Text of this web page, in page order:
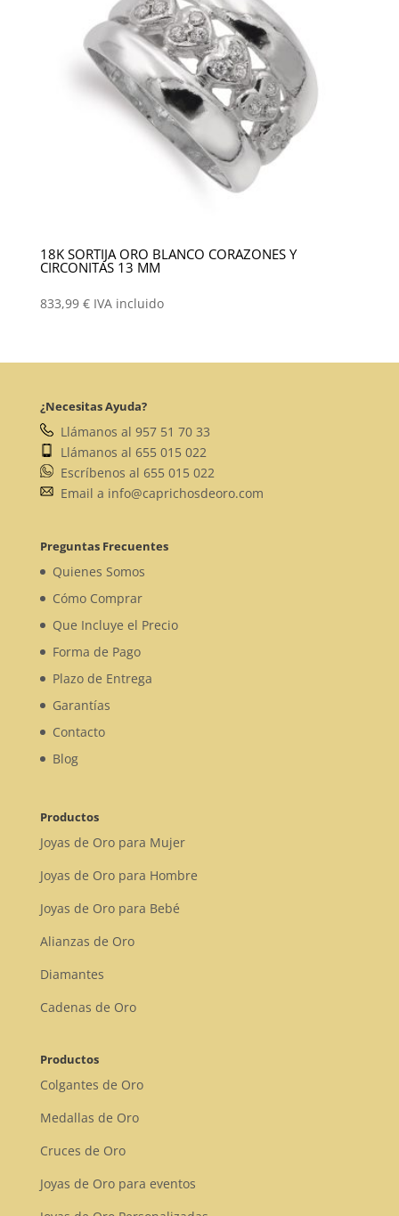
18K SORTIJA ORO BLANCO CORAZONES Y
CIRCONITAS 13 MM
833,99 € IVA incluido
¿Necesitas Ayuda?
Llámanos al 957 51 70 33
Llámanos al 655 015 022
Escríbenos al 655 015 022
Email a info@caprichosdeoro.com
Preguntas Frecuentes
Quienes Somos
Cómo Comprar
Que Incluye el Precio
Forma de Pago
Plazo de Entrega
Garantías
Contacto
Blog
Productos
Joyas de Oro para Mujer
Joyas de Oro para Hombre
Joyas de Oro para Bebé
Alianzas de Oro
Diamantes
Cadenas de Oro
Productos
Colgantes de Oro
Medallas de Oro
Cruces de Oro
Joyas de Oro para eventos